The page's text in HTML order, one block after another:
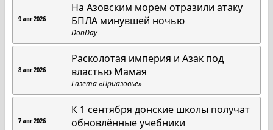
9 авг 2026
На Азовским морем отразили атаку
БПЛА минувшей ночью
DonDay
8 авг 2026
Расколотая империя и Азак под
властью Мамая
Газета «Приазовье»
7 авг 2026
К 1 сентября донские школы получат
обновлённые учебники